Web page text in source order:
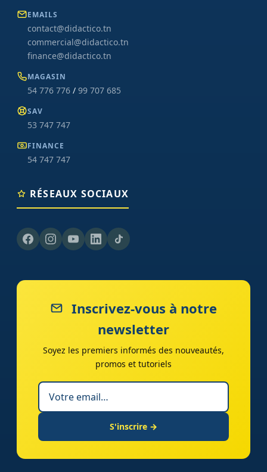
EMAILS
contact@didactico.tn
commercial@didactico.tn
finance@didactico.tn
MAGASIN
54 776 776 / 99 707 685
SAV
53 747 747
FINANCE
54 747 747
RÉSEAUX SOCIAUX
Inscrivez-vous à notre
newsletter
Soyez les premiers informés des nouveautés,
promos et tutoriels
S'inscrire →